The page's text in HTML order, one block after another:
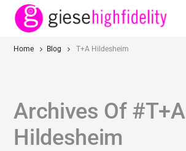
Home Blog T+A Hildesheim
Archives Of #T+A
Hildesheim